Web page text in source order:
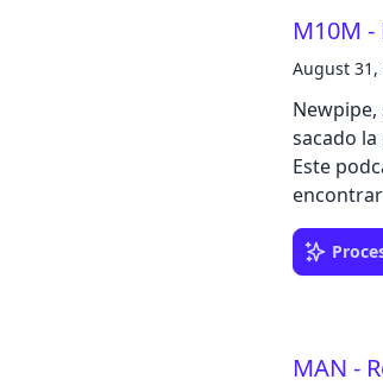
ideal
muestro
puedes
https://t.me/
M10M
August 31,
sacado
Este
MAN -